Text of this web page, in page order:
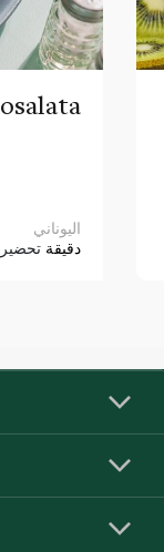
اليوناني
دقيقة